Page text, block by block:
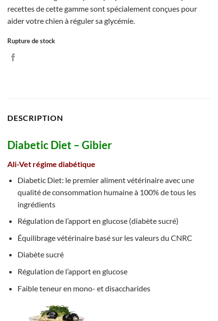
recettes de cette gamme sont spécialement conçues pour
aider votre chien à réguler sa glycémie.
Rupture de stock
DESCRIPTION
Diabetic Diet – Gibier
Ali-Vet régime diabétique
Diabetic Diet: le premier aliment vétérinaire avec une
qualité de consommation humaine à 100% de tous les
ingrédients
Régulation de l’apport en glucose (diabète sucré)
Équilibrage vétérinaire basé sur les valeurs du CNRC
Diabète sucré
Régulation de l’apport en glucose
Faible teneur en mono- et disaccharides